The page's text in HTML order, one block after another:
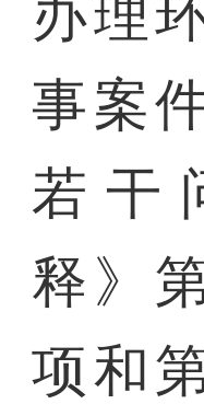
办理
事案
若干
释》
项和